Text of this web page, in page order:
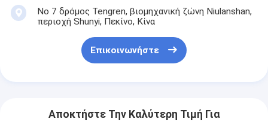
Νο 7 δρόμος Tengren, βιομηχανική ζώνη Niulanshan,
περιοχή Shunyi, Πεκίνο, Κίνα
Επικοινωνήστε
Αποκτήστε Την Καλύτερη Τιμή Για